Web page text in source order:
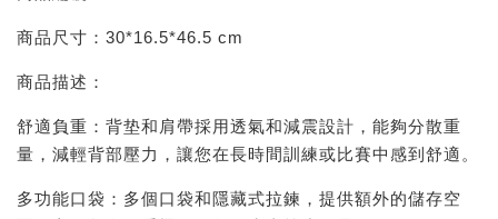
商品尺寸：30*16.5*46.5 cm
商品描述：
舒適負重：背垫和肩帶採用透氣和減震設計，能夠分散重
量，減輕背部壓力，讓您在長時間訓練或比賽中感到舒適。
多功能口袋：多個口袋和隱藏式拉鍊，提供額外的儲存空